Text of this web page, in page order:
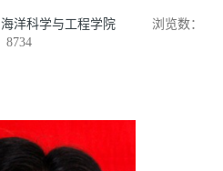
海洋科学与工程学院
浏览数：
8734